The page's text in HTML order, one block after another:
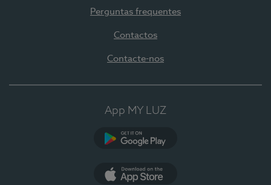
Perguntas frequentes
Contactos
Contacte-nos
App MY LUZ